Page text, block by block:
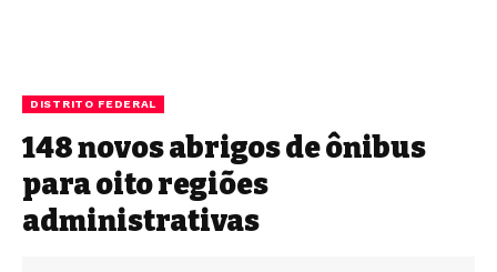
DISTRITO FEDERAL
148 novos abrigos de ônibus
para oito regiões
administrativas